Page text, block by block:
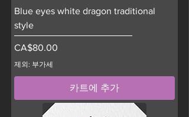
Blue eyes white dragon traditional
style
가격
CA$80.00
제외: 부가세
카트에 추가